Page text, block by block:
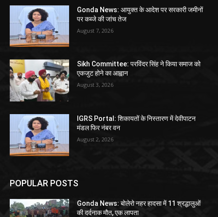
Gonda News: आयुक्त के आदेश पर सरकारी जमीनों
पर कब्जे की जांच तेज
August 7, 2026
Sikh Committee: परविंदर सिंह ने किया समाज को
एकजुट होने का आह्वान
August 3, 2026
IGRS Portal: शिकायतों के निस्तारण में देवीपाटन
मंडल फिर नंबर वन
August 2, 2026
POPULAR POSTS
Gonda News: बोलेरो नहर हादसा में 11 श्रद्धालुओं
की दर्दनाक मौत, एक लापता